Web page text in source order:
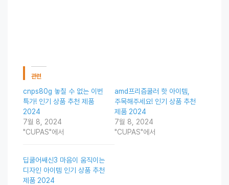
관련
cnps80g 놓칠 수 없는 이번
특가! 인기 상품 추천 제품
2024
7월 8, 2024
"CUPAS"에서
amd프리즘쿨러 핫 아이템,
주목해주세요! 인기 상품 추천
제품 2024
7월 8, 2024
"CUPAS"에서
딥쿨어쌔신3 마음이 움직이는
디자인 아이템 인기 상품 추천
제품 2024